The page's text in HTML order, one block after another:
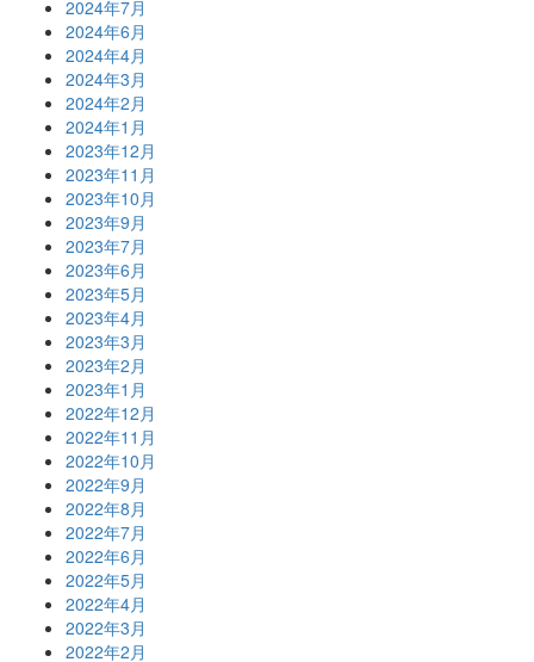
2024年7月
2024年6月
2024年4月
2024年3月
2024年2月
2024年1月
2023年12月
2023年11月
2023年10月
2023年9月
2023年7月
2023年6月
2023年5月
2023年4月
2023年3月
2023年2月
2023年1月
2022年12月
2022年11月
2022年10月
2022年9月
2022年8月
2022年7月
2022年6月
2022年5月
2022年4月
2022年3月
2022年2月